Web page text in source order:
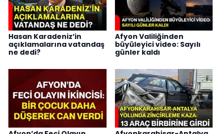
Hasan Karadeniz’in
açıklamalarına vatandaş
ne dedi?
Afyon Valiliğinden
büyüleyici video: Sayılı
günler kaldı